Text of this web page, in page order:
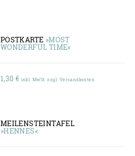
POSTKARTE »MOST
WONDERFUL TIME«
1,30 € inkl. MwSt. zzgl. Versandkosten
MEILENSTEINTAFEL
»HENNES«